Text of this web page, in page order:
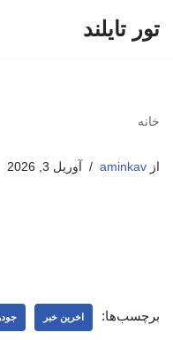
تور تایلند
خانه
از aminkav آوریل 3, 2026
برچسب‌ها: اخرین خبر